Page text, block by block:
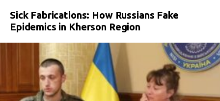
Sick Fabrications: How Russians Fake
Epidemics in Kherson Region